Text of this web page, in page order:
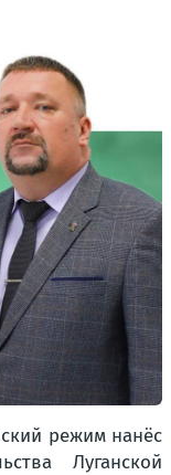
режим нанёс
Луганской